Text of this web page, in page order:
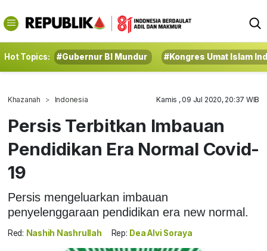
Hot Topics: #Gubernur BI Mundur #Kongres Umat Islam
Khazanah Indonesia Kamis , 09 Jul 2020, 20:37 WIB
Persis Terbitkan Imbauan
Pendidikan Era Normal Covid-
19
Persis mengeluarkan imbauan
penyelenggaraan pendidikan era new normal.
Red: Nashih Nashrullah Rep: Dea Alvi Soraya